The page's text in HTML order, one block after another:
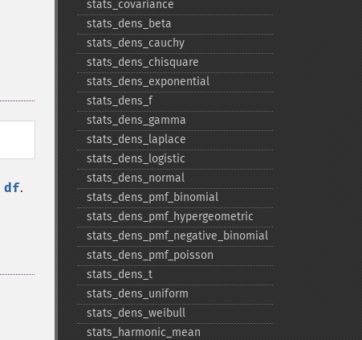
df.
stats_​covariance
stats_​dens_​beta
stats_​dens_​cauchy
stats_​dens_​chisquare
stats_​dens_​exponential
stats_​dens_​f
stats_​dens_​gamma
stats_​dens_​laplace
stats_​dens_​logistic
stats_​dens_​normal
stats_​dens_​pmf_​binomial
stats_​dens_​pmf_​hypergeometric
stats_​dens_​pmf_​negative_​binomial
stats_​dens_​pmf_​poisson
stats_​dens_​t
stats_​dens_​uniform
stats_​dens_​weibull
stats_​harmonic_​mean